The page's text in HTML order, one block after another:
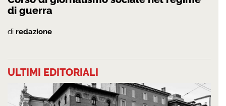
di guerra
di redazione
ULTIMI EDITORIALI